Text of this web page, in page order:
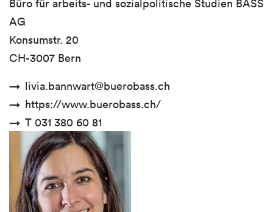
Büro für arbeits- und sozialpolitische Studien BASS
AG
Konsumstr. 20
CH-3007 Bern
livia.bannwart@buerobass.ch
https://www.buerobass.ch/
T 031 380 60 81